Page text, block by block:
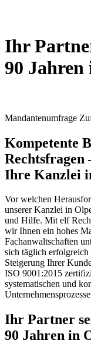
Ihr
90 Jahren
Mandantenumfrage
Kompetente
Rechtsfragen
Ihre Kanzlei
Vor welchen
unserer Kanzlei in
und Hilfe. Mit elf
wir Ihnen ein hohes
Fachanwaltschaften
sich täglich
Steigerung Ihrer
ISO 9001:2015
systematischen und
Ihr Partner
90 Jahren in